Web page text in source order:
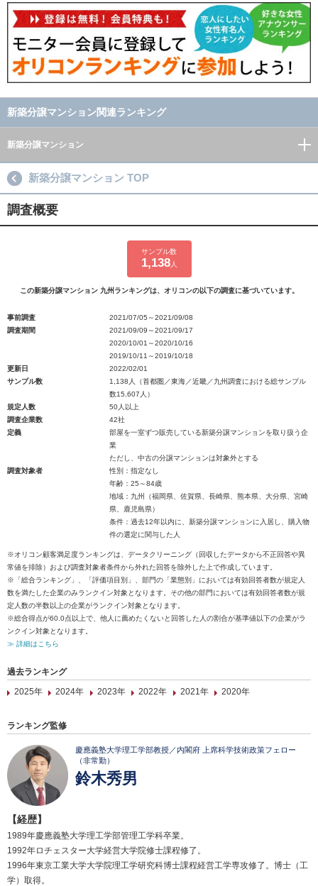
新築分譲マンション関連ランキング
新築分譲マンション
新築分譲マンション TOP
調査概要
サンプル数
1,138人
この新築分譲マンション 九州ランキングは、オリコンの以下の調査に基づいています。
事前調査
2021/07/05～2021/09/08
調査期間
2021/09/09～2021/09/17
2020/10/01～2020/10/16
2019/10/11～2019/10/18
更新日
2022/02/01
サンプル数
1,138人（首都圏／東海／近畿／九州調査における総サンプル
数15,607人）
規定人数
50人以上
調査企業数
42社
定義
部屋を一室ずつ販売している新築分譲マンションを取り扱う企
業
ただし、中古の分譲マンションは対象外とする
調査対象者
性別：指定なし
年齢：25～84歳
地域：九州（福岡県、佐賀県、長崎県、熊本県、大分県、宮崎
県、鹿児島県）
条件：過去12年以内に、新築分譲マンションに入居し、購入物
件の選定に関与した人
※オリコン顧客満足度ランキングは、データクリーニング（回収したデータから不正回答や異
常値を排除）および調査対象者条件から外れた回答を除外した上で作成しています。
※「総合ランキング」、「評価項目別」、部門の「業態別」においては有効回答者数が規定人
数を満たした企業のみランクイン対象となります。その他の部門においては有効回答者数が規
定人数の半数以上の企業がランクイン対象となります。
※総合得点が60.0点以上で、他人に薦めたくないと回答した人の割合が基準値以下の企業がラ
ンクイン対象となります。
≫ 詳細はこちら
過去ランキング
2025年
2024年 2023年 2022年 2021年 2020年
ランキング監修
慶應義塾大学理工学部教授／内閣府 上席科学技術政策フェロー
（非常勤）
鈴木秀男
【経歴】
1989年慶應義塾大学理工学部管理工学科卒業。
1992年ロチェスター大学経営大学院修士課程修了。
1996年東京工業大学大学院理工学研究科博士課程経営工学専攻修了。博士（工
学）取得。